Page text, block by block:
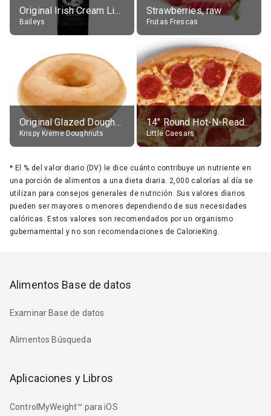
Original Irish Cream Liqueur (17% alc.)
Baileys
Strawberries, raw
Frutas Frescas
Original Glazed Doughnut
Krispy Kreme Doughnuts
14" Round Hot-N-Ready Pepperoni Pizza
Little Caesars
* El % del valor diario (DV) le dice cuánto contribuye un nutriente en
una porción de alimentos a una dieta diaria. 2,000 calorías al día se
utilizan para consejos generales de nutrición. Sus valores diarios
pueden ser mayores o menores dependiendo de sus necesidades
calóricas. Estos valores son recomendados por un organismo
gubernamental y no son recomendaciones de CalorieKing.
Alimentos Base de datos
Examinar Base de datos
Alimentos Búsqueda
Aplicaciones y Libros
ControlMyWeight™ para iOS